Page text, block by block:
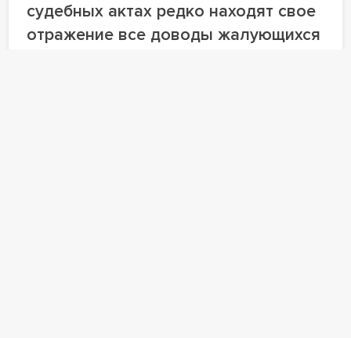
судебных актах редко находят свое
отражение все доводы жалующихся